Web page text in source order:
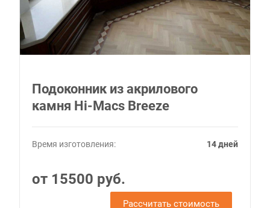
Подоконник из акрилового
камня Hi-Macs Breeze
Время изготовления: 14 дней
от 15500 руб.
Рассчитать стоимость